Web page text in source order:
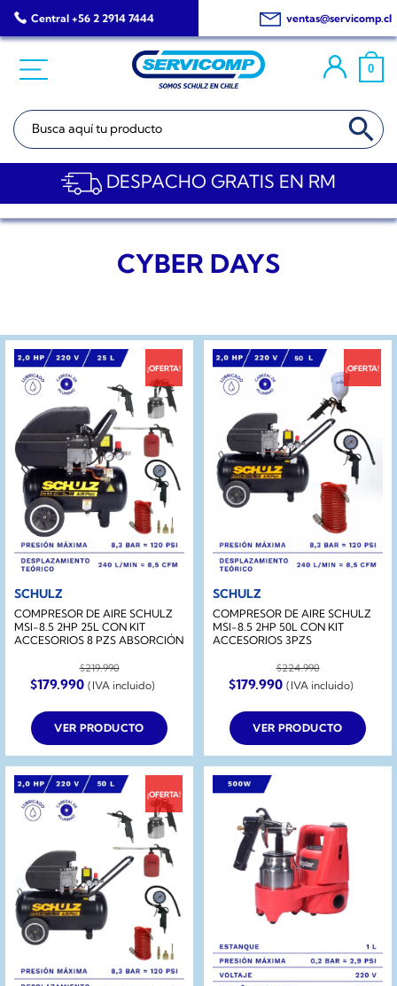
Saltar
al
Central +56 2 2914 7444 ventas@servicomp.cl
0
Buscar: BOTÓN DE
DESPACHO GRATIS EN RM
CYBER DAYS
¡OFERTA!
SCHULZ
COMPRESOR DE AIRE SCHULZ
MSI-8.5 2HP 25L CON KIT
ACCESORIOS 8 PZS ABSORCIÓN
$219.990
El
precio
original
era:
$219.990.
$179.990El
precio
actual
es:
$179.990.
(IVA incluido)
VER PRODUCTO
¡OFERTA!
SCHULZ
COMPRESOR DE AIRE SCHULZ
MSI-8.5 2HP 50L CON KIT
ACCESORIOS 3PZS
$224.990
El
precio
original
era:
$224.990.
$179.990El
precio
actual
es:
$179.990.
(IVA incluido)
VER PRODUCTO
¡OFERTA!